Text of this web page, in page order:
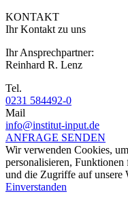
KONTAKT
Ihr Kontakt zu uns
Ihr Ansprechpartner:
Reinhard R. Lenz
Tel.
0231 584492-0
Mail
info@institut-input.de
ANFRAGE SENDEN
Wir verwenden Cookies,
personalisieren,
und die Zugriffe auf unsere
Einverstanden